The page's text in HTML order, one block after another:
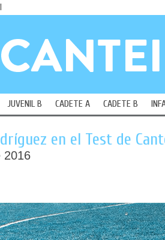
JUVENIL B CADETE A CADETE B
en el Test de
2016